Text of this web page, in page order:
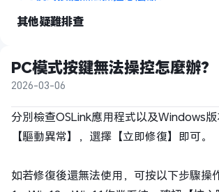
其他疑難排查
PC模式按鍵無法操控怎麼辦？
2026-03-06
分別檢查OSLink應用程式以及Windows
【驅動異常】，選擇【立即修復】即可。
如若修復後還無法使用，可按以下步驟操作